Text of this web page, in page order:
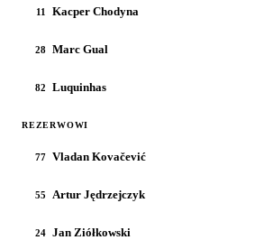
11 Kacper Chodyna
28 Marc Gual
82 Luquinhas
REZERWOWI
77 Vladan Kovačević
55 Artur Jędrzejczyk
24 Jan Ziółkowski